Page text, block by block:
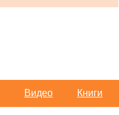
Видео Книги